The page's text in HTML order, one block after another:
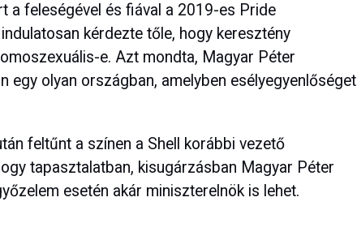
a feleségével és fiával a 2019-es Pride
kérdezte tőle, hogy keresztény
e. Azt mondta, Magyar Péter
egy olyan országban, amelyben esélyegyenlőséget
feltűnt a színen a Shell korábbi vezető
tapasztalatban, kisugárzásban Magyar Péter
esetén akár miniszterelnök is lehet.